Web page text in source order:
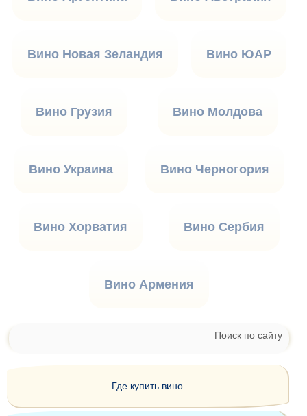
Вино Новая Зеландия Вино ЮАР
Вино Грузия Вино Молдова
Вино Украина Вино Черногория
Вино Хорватия Вино Сербия
Вино Армения
Поиск по сайту
Где купить вино